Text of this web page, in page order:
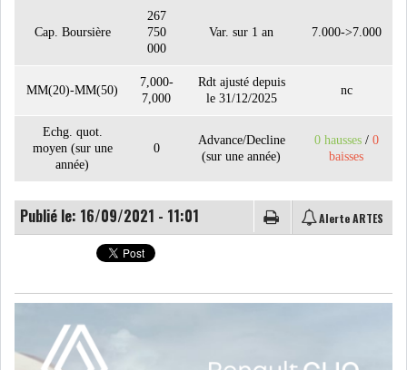
OFFICEPLAST CHERCHE DEUX
ENGAGEMENT AUPRÈS DES...
COTATION ET ANALYSES
FICHES SOCIÉTÉS
COURS DU JOUR
Cap. Boursière
267
750
000
Var. sur 1 an 7.000->7.000
MM(20)-MM(50)
7,000-
7,000
Rdt ajusté depuis
le 31/12/2025
nc
Echg. quot.
moyen (sur une
année)
0
Advance/Decline
(sur une année)
0 hausses/ 0
baisses
Publié le: 16/09/2021 - 11:01 Alerte ARTES